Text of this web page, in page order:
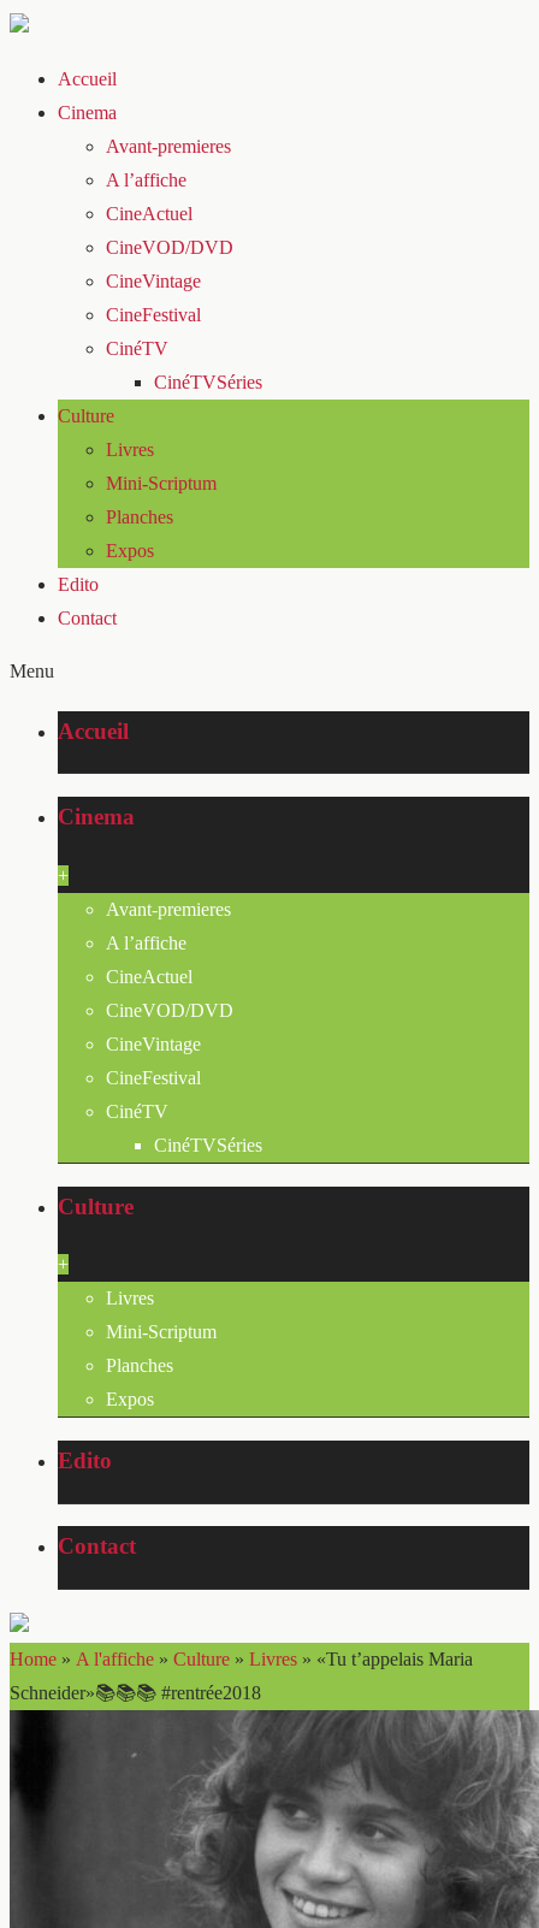
Accueil
Cinema
Avant-premieres
A l’affiche
CineActuel
CineVOD/DVD
CineVintage
CineFestival
CinéTV
CinéTVSéries
Culture
Livres
Mini-Scriptum
Planches
Expos
Edito
Contact
Menu
Accueil
Cinema
+
Avant-premieres
A l’affiche
CineActuel
CineVOD/DVD
CineVintage
CineFestival
CinéTV
CinéTVSéries
Culture
+
Livres
Mini-Scriptum
Planches
Expos
Edito
Contact
Home » A l'affiche » Culture » Livres » «Tu t’appelais Maria
Schneider»📚📚📚 #rentrée2018